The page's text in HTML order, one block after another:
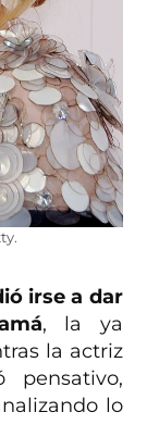
irse a dar
, la ya
la actriz
lo